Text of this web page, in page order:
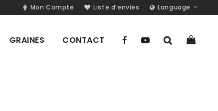
Mon Compte Liste d’envies Language
GRAINES CONTACT